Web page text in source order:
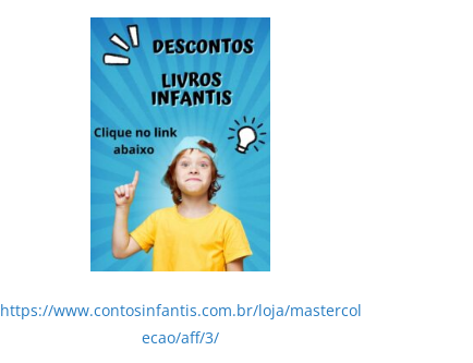
https://www.contosinfantis.com.br/loja/mastercol
ecao/aff/3/